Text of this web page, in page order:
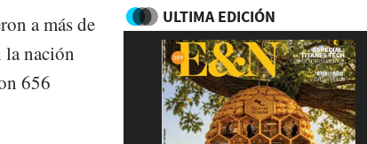
a más de
la nación
656
ULTIMA EDICIÓN